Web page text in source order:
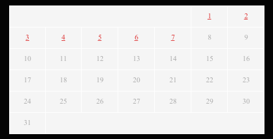
1 2
3 4 5 6 7 8 9
10 11 12 13 14 15 16
17 18 19 20 21 22 23
24 25 26 27 28 29 30
31